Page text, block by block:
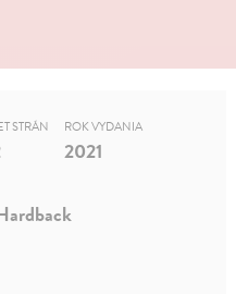
STRÁN ROK VYDANIA
2021